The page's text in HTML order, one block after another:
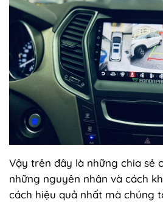
Vậy trên đây là những chia sẻ
những nguyên nhân và cách
cách hiệu quả nhất mà chúng